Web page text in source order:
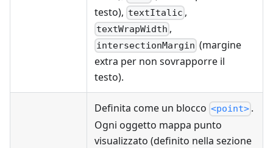
testo), textItalic ,
textWrapWidth ,
intersectionMargin (margine
extra per non sovrapporre il
testo).
Definita come un blocco <point> .
Ogni oggetto mappa punto
visualizzato (definito nella sezione